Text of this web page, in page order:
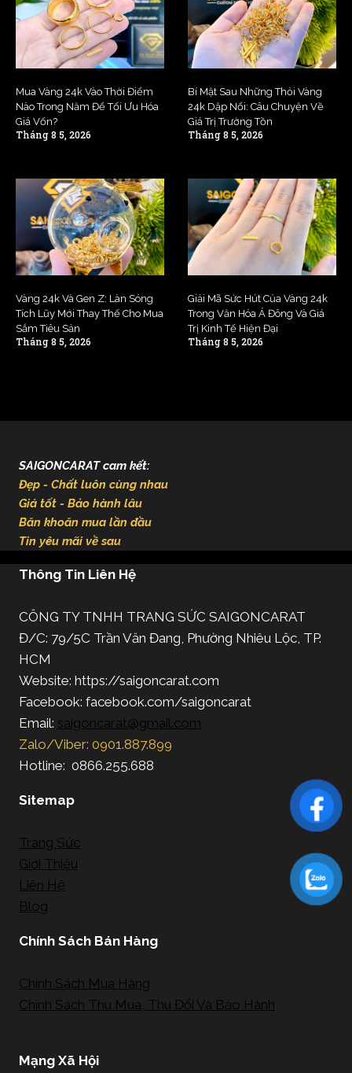
Mua Vàng 24k Vào Thời Điểm
Nào Trong Năm Để Tối Ưu Hóa
Giá Vốn?
Tháng 8 5, 2026
Bí Mật Sau Những Thỏi Vàng
24k Dập Nổi: Câu Chuyện Về
Giá Trị Trường Tồn
Tháng 8 5, 2026
Vàng 24k Và Gen Z: Làn Sóng
Tích Lũy Mới Thay Thế Cho Mua
Sắm Tiêu Sản
Tháng 8 5, 2026
Giải Mã Sức Hút Của Vàng 24k
Trong Văn Hóa Á Đông Và Giá
Trị Kinh Tế Hiện Đại
Tháng 8 5, 2026
SAIGONCARAT cam kết:
Đẹp - Chất luôn cùng nhau
Giá tốt - Bảo hành lâu
Băn khoăn mua lần đầu
Tin yêu mãi về sau
Thông Tin Liên Hệ
CÔNG TY TNHH TRANG SỨC SAIGONCARAT
Đ/C: 79/5C Trần Văn Đang, Phường Nhiêu Lộc, TP.
HCM
Website: https://saigoncarat.com
Facebook: facebook.com/saigoncarat
Email: saigoncarat@gmail.com
Zalo/Viber: 0901.887.899
Hotline: 0866.255.688
Sitemap
Trang Sức
Giới Thiệu
Liên Hệ
Blog
Chính Sách Bán Hàng
Chính Sách Mua Hàng
Chính Sách Thu Mua, Thu Đổi Và Bảo Hành
Mạng Xã Hội